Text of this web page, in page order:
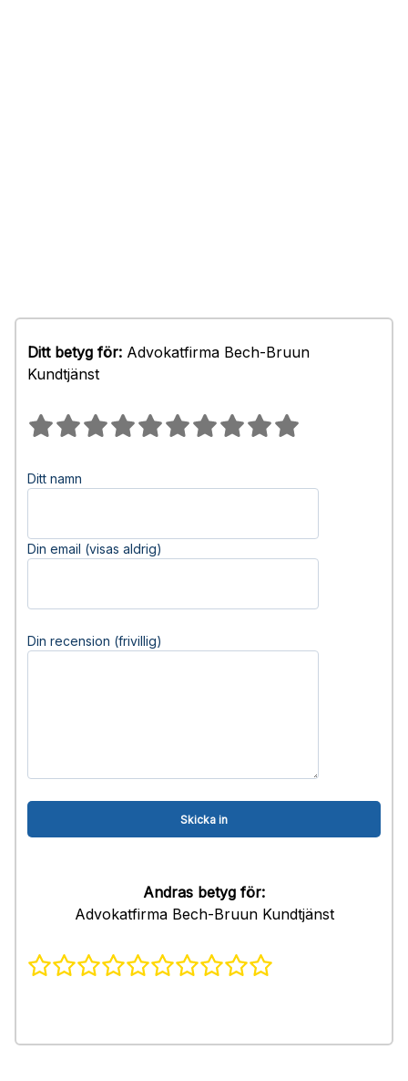
Ditt betyg för: Advokatfirma Bech-Bruun
Kundtjänst
Ditt namn
Din email (visas aldrig)
Din recension (frivillig)
Andras betyg för:
Advokatfirma Bech-Bruun Kundtjänst